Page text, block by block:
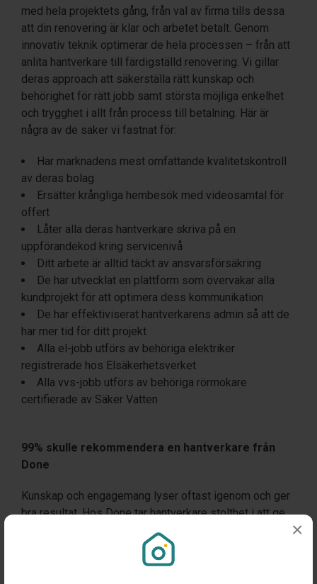
×
med hela projektets gång, från val av firma tills dessa
att din renovering är klar och arbetet betalt. Genom
innovativ teknik optimerar de hela processen – från att
anlita hantverkare till färdigställd renovering. Vi gillar
deras approach att säkerställa rätt kunskap och
behörighet för rätt jobb samt största möjliga enkelhet
och trygghet i allt från process till betalning. Här är
några av de saker vi fastnat för:
Har marknadens mest omfattande kvalitetskontroll
av deras bolag
Ersätter krångliga hembesök med videosamtal för
offert
Låter alla deras hantverkare skriva på en
uppförandekod kring servicenivå
Ditt arbete är alltid täckt av ansvarsförsäkring
De har utvecklat en plattform som övervakar alla
kundprojekt för att optimera dess kommunikation
De har effektiviserat hantverkarens admin så att de
har mer tid för ditt projekt
Alla el-jobb utförs av behöriga elektriker
registrerade hos Elsäkerhetsverket
Alla vvs-jobb utförs av behöriga rörmokare
certifierade av Säker Vatten
99% skulle rekommendera en hantverkare från
Done
Kunskap och engagemang lyser oftast igenom och ger
bra resultat. Hos Done tar hantverkare stolthet i att ge
dig en wow-upplevelse. Med ett genomsnittligt betyg
på 4.9/5 för avslutade projekt och det faktum att hela
99% skulle rekommendera en hantverkare från Done till